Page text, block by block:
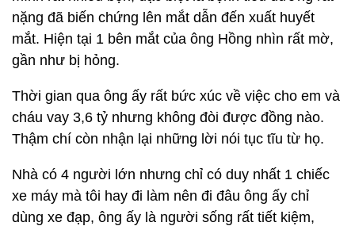
nặng đã biến chứng lên mắt dẫn đến xuất huyết
mắt. Hiện tại 1 bên mắt của ông Hồng nhìn rất mờ,
gần như bị hỏng.
Thời gian qua ông ấy rất bức xúc về việc cho em và
cháu vay 3,6 tỷ nhưng không đòi được đồng nào.
Thậm chí còn nhận lại những lời nói tục tĩu từ họ.
Nhà có 4 người lớn nhưng chỉ có duy nhất 1 chiếc
xe máy mà tôi hay đi làm nên đi đâu ông ấy chỉ
dùng xe đạp, ông ấy là người sống rất tiết kiệm,